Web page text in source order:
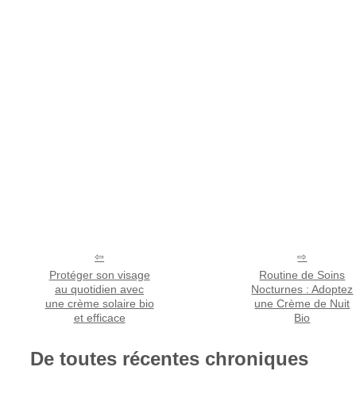
Protéger son visage
au quotidien avec
une crème solaire bio
et efficace
Routine de Soins
Nocturnes : Adoptez
une Crème de Nuit
Bio
De toutes récentes chroniques